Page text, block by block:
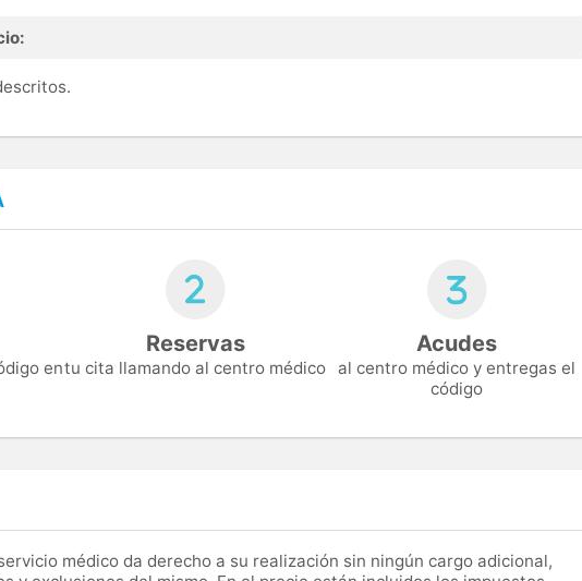
en
Reservas
tu cita llamando al centro médico
Acudes
al centro médico y entregas el
código
médico da derecho a su realización sin ningún cargo adicional,